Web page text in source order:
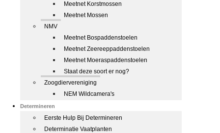
Meetnet Korstmossen
Meetnet Mossen
NMV
Meetnet Bospaddenstoelen
Meetnet Zeereeppaddenstoelen
Meetnet Moeraspaddenstoelen
Staat deze soort er nog?
Zoogdiervereniging
NEM Wildcamera's
Determineren
Eerste Hulp Bij Determineren
Determinatie Vaatplanten